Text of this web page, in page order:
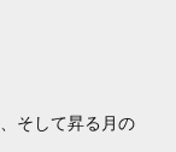
そして昇る月の